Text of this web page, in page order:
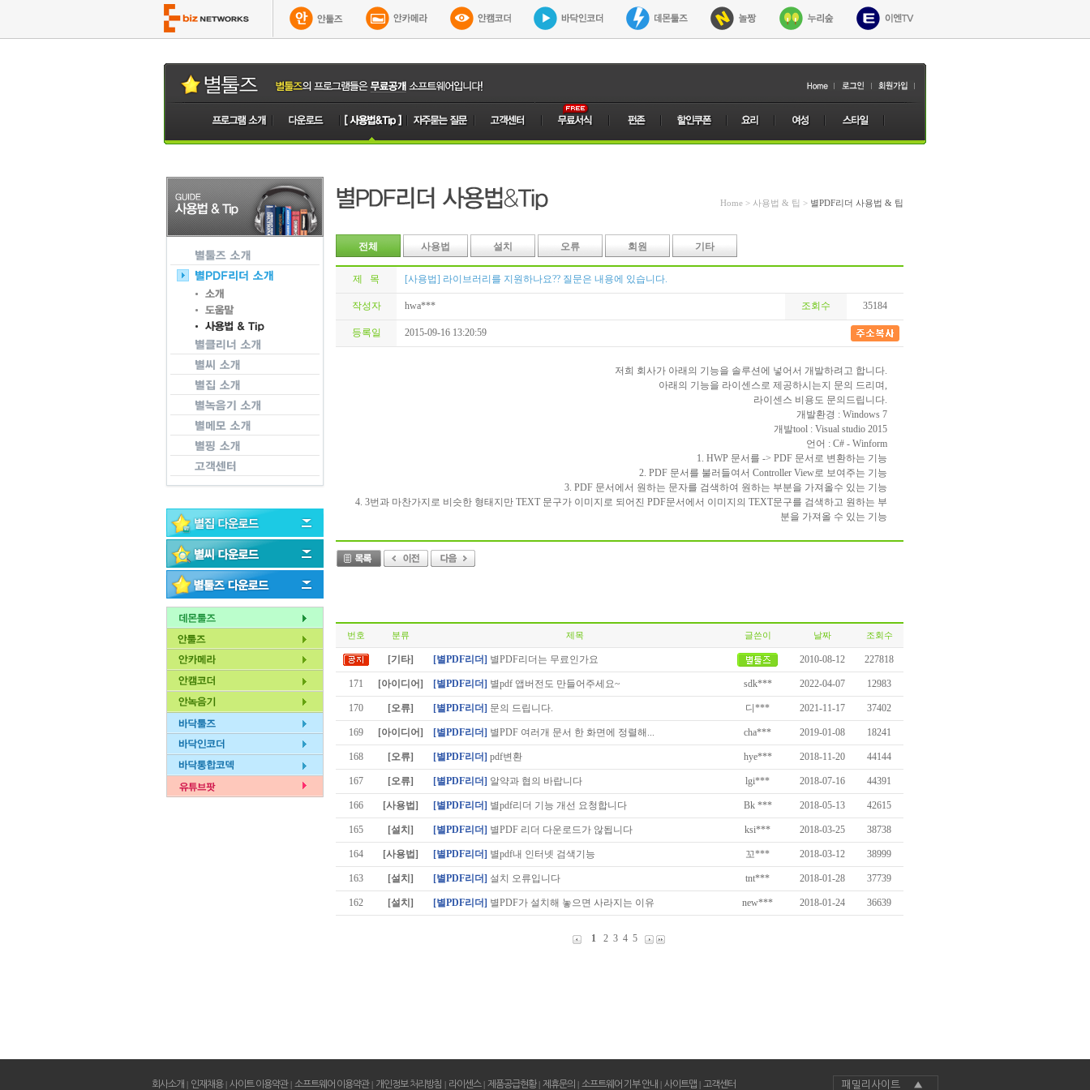
Home > 사용법 & 팁 > 별PDF리더 사용법 & 팁
전체 사용법 설치 오류 회원 기타
제 목 [사용법] 라이브러리를 지원하나요?? 질문은 내용에 있습니다.
작성자 hwa*** 조회수 35184
등록일 2015-09-16 13:20:59
저희 회사가 아래의 기능을 솔루션에 넣어서 개발하려고 합니다.
아래의 기능을 라이센스로 제공하시는지 문의 드리며,
라이센스 비용도 문의드립니다.
개발환경 : Windows 7
개발tool : Visual studio 2015
언어 : C# - Winform
1. HWP 문서를 -> PDF 문서로 변환하는 기능
2. PDF 문서를 불러들여서 Controller View로 보여주는 기능
3. PDF 문서에서 원하는 문자를 검색하여 원하는 부분을 가져올수 있는 기능
4. 3번과 마찬가지로 비슷한 형태지만 TEXT 문구가 이미지로 되어진 PDF문서에서 이미지의 TEXT문구를 검색하고 원하는 부
분을 가져올 수 있는 기능
번호 분류 제목 글쓴이 날짜 조회수
[기타] [별PDF리더] 별PDF리더는 무료인가요 2010-08-12 227818
171 [아이디어] [별PDF리더] 별pdf 앱버전도 만들어주세요~ sdk*** 2022-04-07 12983
170 [오류] [별PDF리더] 문의 드립니다. 디*** 2021-11-17 37402
169 [아이디어] [별PDF리더] 별PDF 여러개 문서 한 화면에 정렬해... cha*** 2019-01-08 18241
168 [오류] [별PDF리더] pdf변환 hye*** 2018-11-20 44144
167 [오류] [별PDF리더] 알약과 협의 바랍니다 lgi*** 2018-07-16 44391
166 [사용법] [별PDF리더] 별pdf리더 기능 개선 요청합니다 Bk *** 2018-05-13 42615
165 [설치] [별PDF리더] 별PDF 리더 다운로드가 않됩니다 ksi*** 2018-03-25 38738
164 [사용법] [별PDF리더] 별pdf내 인터넷 검색기능 꼬*** 2018-03-12 38999
163 [설치] [별PDF리더] 설치 오류입니다 tnt*** 2018-01-28 37739
162 [설치] [별PDF리더] 별PDF가 설치해 놓으면 사라지는 이유 new*** 2018-01-24 36639
1 2 3 4 5
회사소개 | 인재채용| 사이트 이용약관| 소프트웨어 이용약관| 개인정보 처리방침 | 라이센스| 제품공급현황| 제휴문의 | 소프트웨어 기부 안내 | 사이트맵 | 고객센터 패밀리사이트 ▲